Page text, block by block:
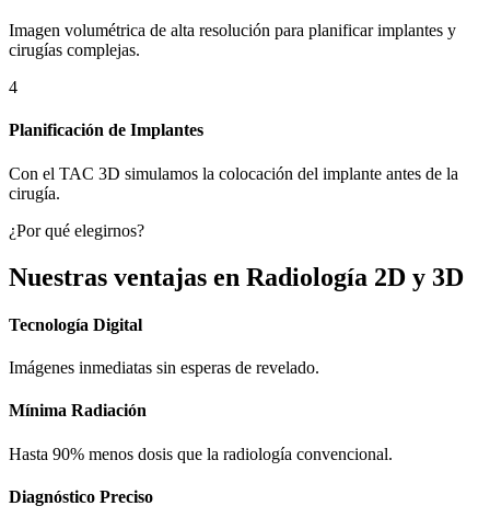
Imagen volumétrica de alta resolución para planificar implantes y
cirugías complejas.
4
Planificación de Implantes
Con el TAC 3D simulamos la colocación del implante antes de la
cirugía.
¿Por qué elegirnos?
Nuestras ventajas en Radiología 2D y 3D
Tecnología Digital
Imágenes inmediatas sin esperas de revelado.
Mínima Radiación
Hasta 90% menos dosis que la radiología convencional.
Diagnóstico Preciso